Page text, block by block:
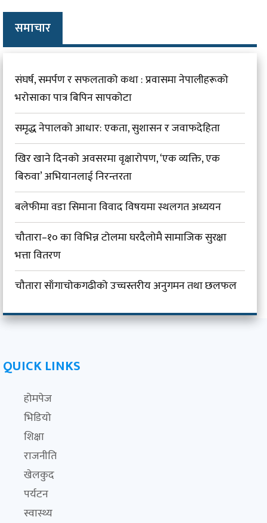
समाचार
संघर्ष, समर्पण र सफलताको कथा : प्रवासमा नेपालीहरूको
भरोसाका पात्र बिपिन सापकोटा
समृद्ध नेपालको आधार: एकता, सुशासन र जवाफदेहिता
खिर खाने दिनको अवसरमा वृक्षारोपण, ‘एक व्यक्ति, एक
बिरुवा’ अभियानलाई निरन्तरता
बलेफीमा वडा सिमाना विवाद विषयमा स्थलगत अध्ययन
चौतारा–१० का विभिन्न टोलमा घरदैलोमै सामाजिक सुरक्षा
भत्ता वितरण
चौतारा साँगाचोकगढीको उच्चस्तरीय अनुगमन तथा छलफल
QUICK LINKS
होमपेज
भिडियो
शिक्षा
राजनीति
खेलकुद
पर्यटन
स्वास्थ्य